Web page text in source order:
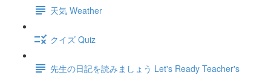
天気 Weather
クイズ Quiz
先生の日記を読みましょう Let's Ready Teacher's